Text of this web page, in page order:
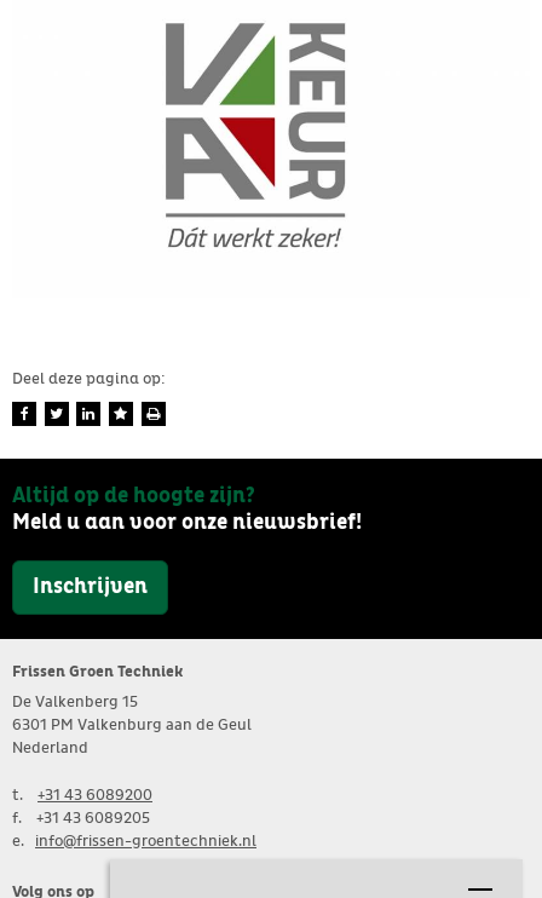
Deel deze pagina op:
Altijd op de hoogte zijn?
Meld u aan voor onze nieuwsbrief!
Inschrijven
Frissen Groen Techniek
De Valkenberg 15
6301 PM Valkenburg aan de Geul
Nederland
t. +31 43 6089200
f. +31 43 6089205
e. info@frissen-groentechniek.nl
Volg ons op